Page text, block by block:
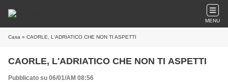
MENU
Casa » CAORLE, L'ADRIATICO CHE NON TI ASPETTI
CAORLE, L'ADRIATICO CHE NON TI ASPETTI
Pubblicato su 06/01/AM 08:56